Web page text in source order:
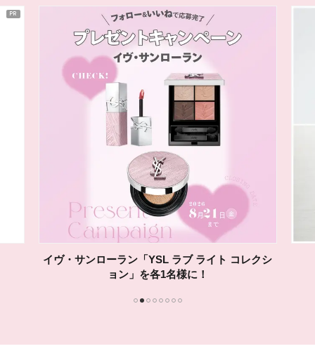
&ONDOの「COOL遮熱 ハット」または「ドライ
ソックス」を各1名様に！